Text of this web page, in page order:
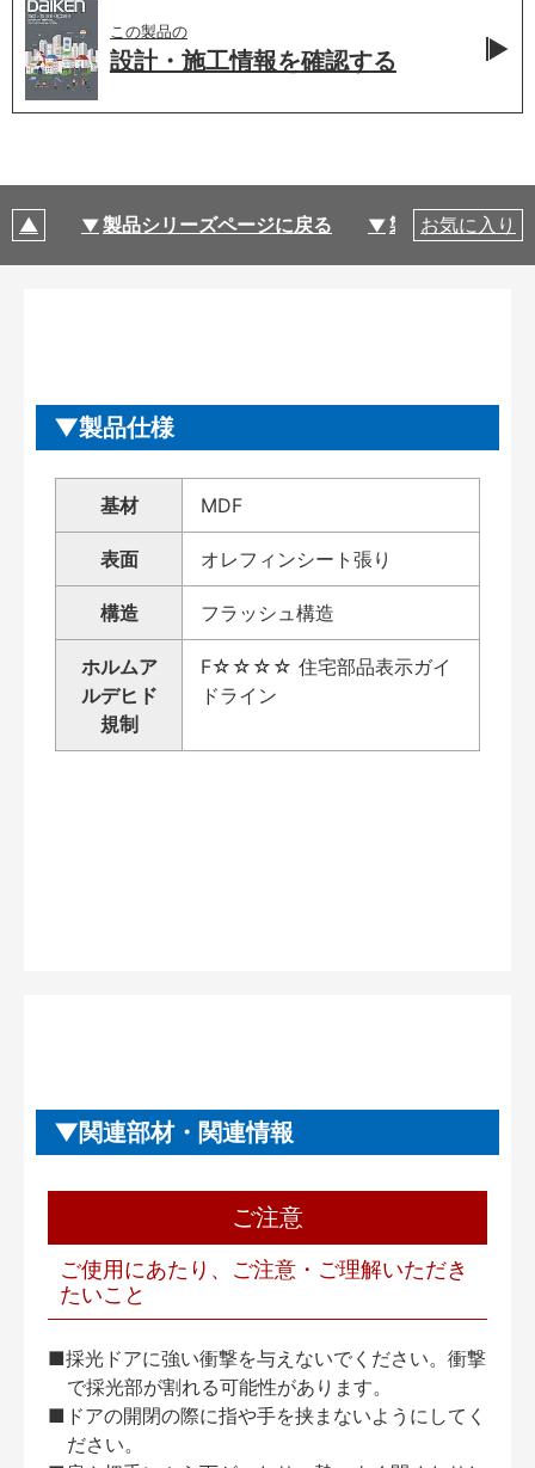
この製品の
設計・施工情報を確認する
製品シリーズページに戻る 製品仕様
お気に入り
製品仕様
基材 MDF
表面 オレフィンシート張り
構造 フラッシュ構造
ホルムア
ルデヒド
規制
F☆☆☆☆ 住宅部品表示ガイ
ドライン
関連部材・関連情報
ご注意
ご使用にあたり、ご注意・ご理解いただき
たいこと
■採光ドアに強い衝撃を与えないでください。衝撃
で採光部が割れる可能性があります。
■ドアの開閉の際に指や手を挟まないようにしてく
ださい。